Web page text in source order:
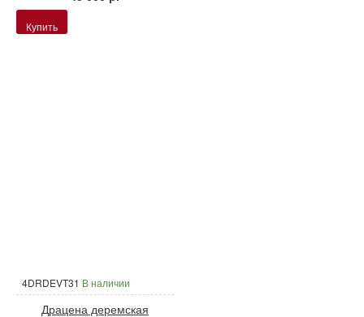
Купить
4DRDEVT31 В наличии
Драцена деремская